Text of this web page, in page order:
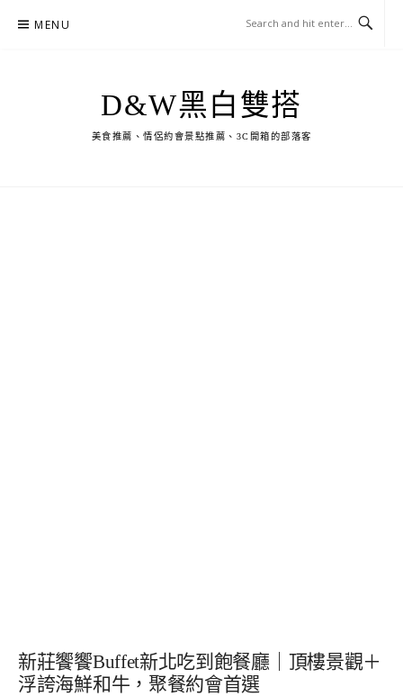
MENU
D&W黑白雙搭
美食推薦、情侶約會景點推薦、3C開箱的部落客
新莊饗饗Buffet新北吃到飽餐廳｜頂樓景觀＋
浮誇海鮮和牛，聚餐約會首選